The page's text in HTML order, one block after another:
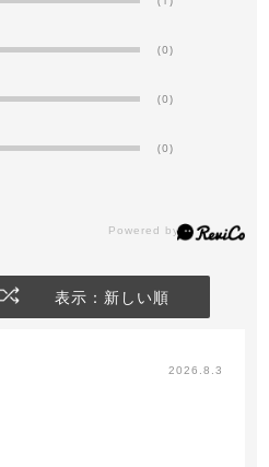
(0)
(0)
(0)
表示：新しい順
2026.8.3